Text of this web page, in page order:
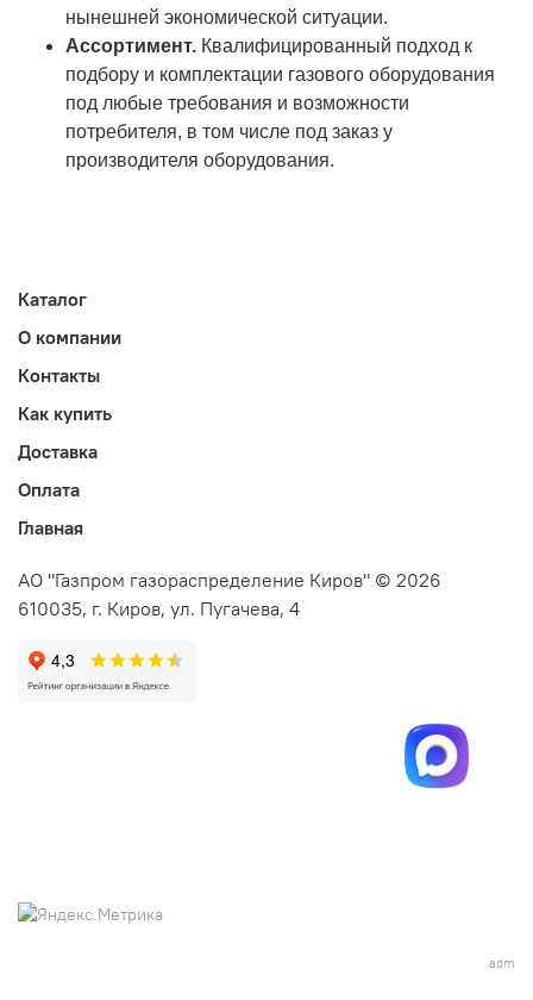
нынешней экономической ситуации.
Ассортимент. Квалифицированный подход к
подбору и комплектации газового оборудования
под любые требования и возможности
потребителя, в том числе под заказ у
производителя оборудования.
Каталог
О компании
Контакты
Как купить
Доставка
Оплата
Главная
АО "Газпром газораспределение Киров" © 2026
610035, г. Киров, ул. Пугачева, 4
adm